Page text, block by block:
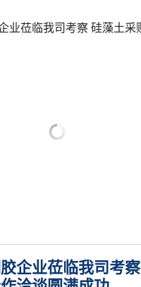
企业莅临我司考察